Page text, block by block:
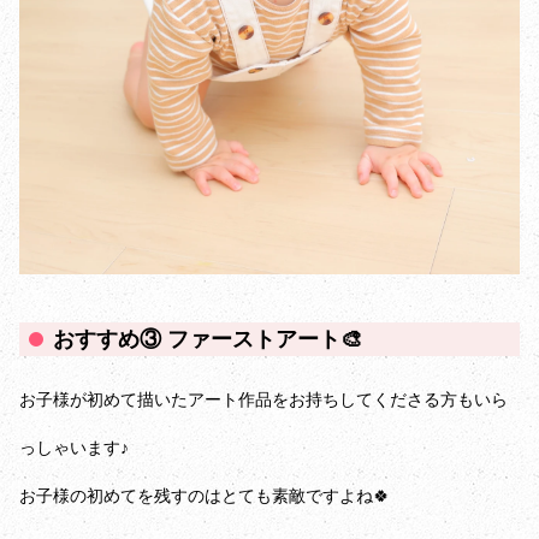
おすすめ③ ファーストアート🎨
お子様が初めて描いたアート作品をお持ちしてくださる方もいら
っしゃいます♪
お子様の初めてを残すのはとても素敵ですよね🍀